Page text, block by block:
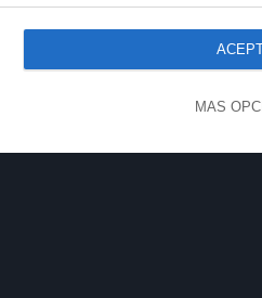
momento volviendo a este sitio y
"Privacidad" en la parte inferior de
MÁS